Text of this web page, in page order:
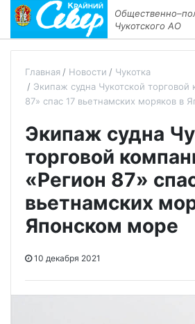
Чукотского АО
Главная Новости
Чукотка
Экипаж судна Чукотской торговой
87» спас 17 вьетнамских моряков в
Экипаж судна
торговой
«Регион 87»
вьетнамских
Японском море
10 декабря 2021